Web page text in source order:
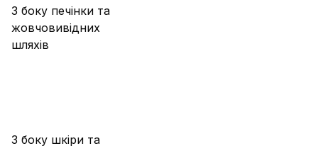
З боку печінки та
жовчовивідних
шляхів
З боку шкіри та